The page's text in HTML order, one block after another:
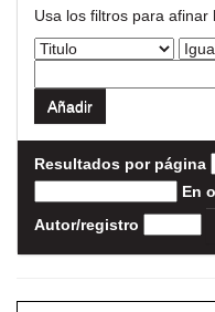
Usa los filtros para afinar
Resultados por página
En
Autor/registro